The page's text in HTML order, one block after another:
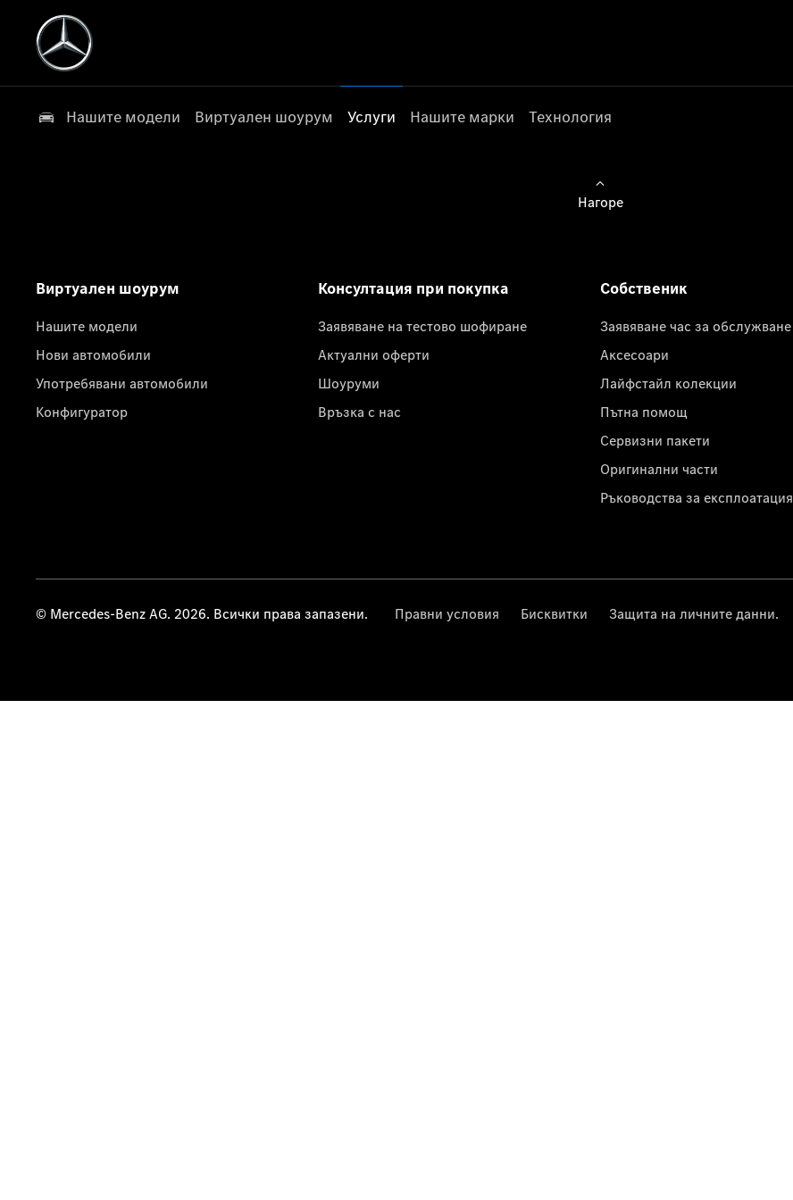
Нашите модели Виртуален шоурум Услуги Нашите марки Технология
Нагоре
Виртуален шоурум
Нашите модели
Нови автомобили
Употребявани автомобили
Конфигуратор
Консултация при покупка
Заявяване на тестово шофиране
Актуални оферти
Шоуруми
Връзка с нас
Собственик
Заявяване час за обслужване
Аксесоари
Лайфстайл колекции
Пътна помощ
Сервизни пакети
Оригинални части
Ръководства за експлоатация
© Mercedes-Benz AG. 2026. Всички права запазени. Правни условия Бисквитки Защита на личните данни.